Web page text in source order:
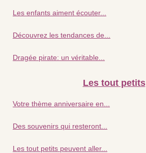
Les enfants aiment écouter...
Découvrez les tendances de...
Dragée pirate: un véritable...
Les tout petits
Votre thème anniversaire en...
Des souvenirs qui resteront...
Les tout petits peuvent aller...